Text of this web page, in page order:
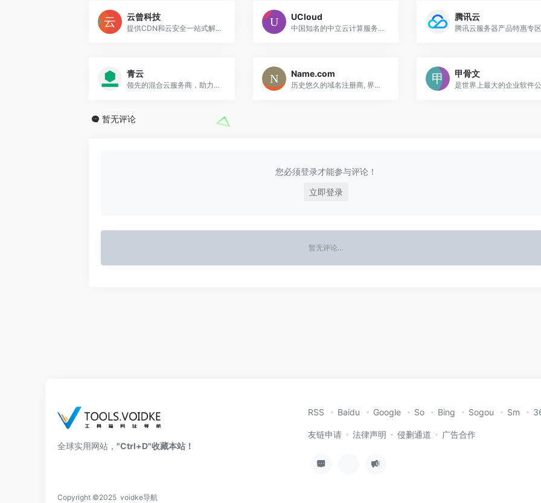
云曾科技
提供CDN和云安全一站式解决方案
UCloud
中国知名的中立云计算服务商,长期专注于移动互联网领域
腾讯云
腾讯云服务器产品特惠专
青云
领先的混合云服务商，助力企业数字化转型
Name.com
历史悠久的域名注册商, 界面清爽
甲骨文
是世界上最大的企业软件
暂无评论
您必须登录才能参与评论！
立即登录
暂无评论...
全球实用网站， "Ctrl+D"收藏本站！
RSS Baidu Google So Bing Sogou Sm
友链申请 法律声明 侵删通道 广告合作
Copyright ©2025 voidke导航